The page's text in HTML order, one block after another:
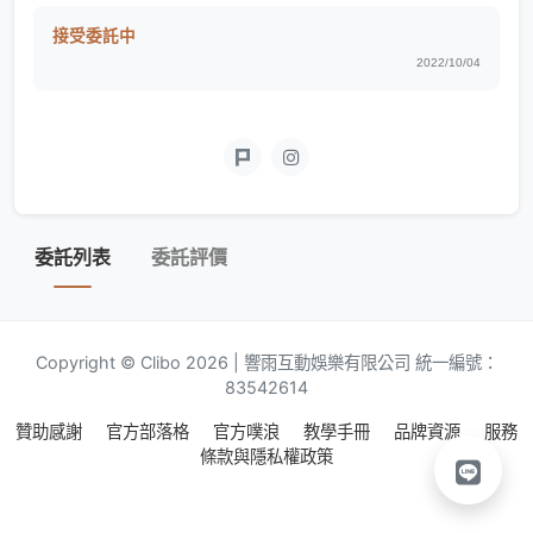
接受委託中
2022/10/04
委託列表 委託評價
Copyright © Clibo 2026 | 響雨互動娛樂有限公司 統一編號：
83542614
贊助感謝 官方部落格 官方噗浪 教學手冊 品牌資源
服務
條款與隱私權政策